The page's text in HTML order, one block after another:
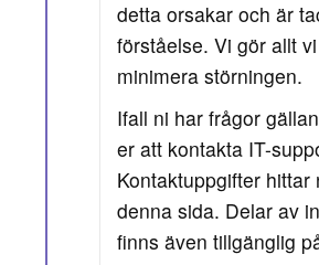
detta orsakar och är
förståelse. Vi gör allt
minimera störningen.
Ifall ni har frågor
er att kontakta IT-
Kontaktuppgifter hittar
denna sida. Delar av
finns även tillgänglig